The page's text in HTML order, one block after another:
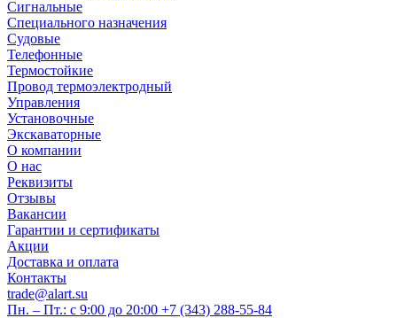
Сигнальные
Специального назначения
Судовые
Телефонные
Термостойкие
Провод термоэлектродный
Управления
Установочные
Экскаваторные
О компании
О нас
Реквизиты
Отзывы
Вакансии
Гарантии и сертификаты
Акции
Доставка и оплата
Контакты
trade@alart.su
Пн. – Пт.: с 9:00 до 20:00 +7 (343) 288-55-84